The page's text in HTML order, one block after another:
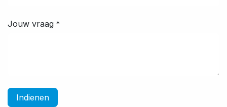
Jouw vraag *
Indienen